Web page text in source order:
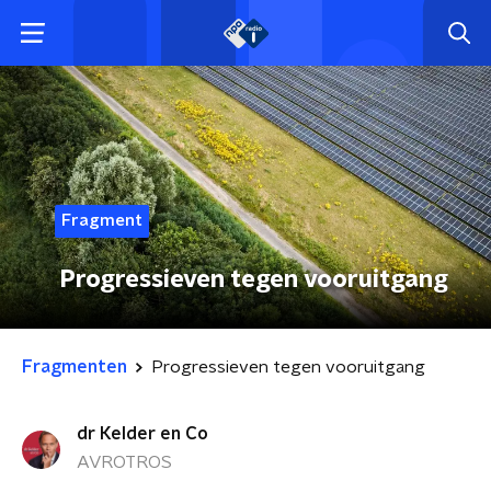
Fragment
Progressieven tegen vooruitgang
Fragmenten Progressieven tegen vooruitgang
dr Kelder en Co
AVROTROS